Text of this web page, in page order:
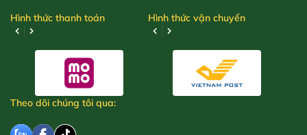
Hình thức thanh toán Hình thức vận chuyển
Theo dõi chúng tôi qua: